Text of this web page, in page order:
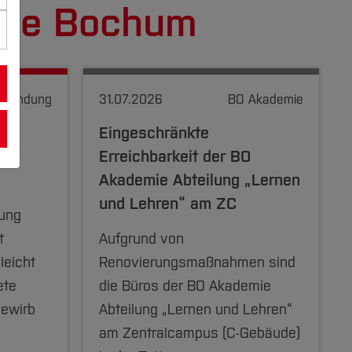
Bochum
31.07.2026 BO Akademie
Eingeschränkte
Erreichbarkeit der BO
Akademie Abteilung „Lernen
und Lehren“ am ZC
Aufgrund von
Renovierungsmaßnahmen sind
die Büros der BO Akademie
Abteilung „Lernen und Lehren“
am Zentralcampus (C-Gebäude)